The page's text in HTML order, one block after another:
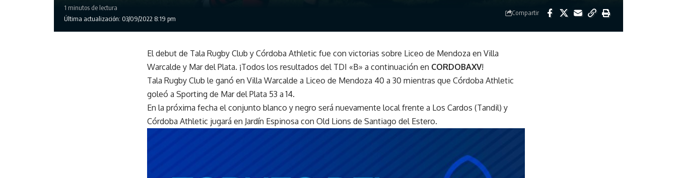
Última actualización: 03/09/2022 8:19 pm
1 minutos de lectura
Compartir
El debut de Tala Rugby Club y Córdoba Athletic fue con victorias sobre Liceo de Mendoza en Villa
Warcalde y Mar del Plata. ¡Todos los resultados del TDI «B» a continuación en CORDOBAXV!
Tala Rugby Club le ganó en Villa Warcalde a Liceo de Mendoza 40 a 30 mientras que Córdoba Athletic
goleó a Sporting de Mar del Plata 53 a 14.
En la próxima fecha el conjunto blanco y negro será nuevamente local frente a Los Cardos (Tandil) y
Córdoba Athletic jugará en Jardín Espinosa con Old Lions de Santiago del Estero.